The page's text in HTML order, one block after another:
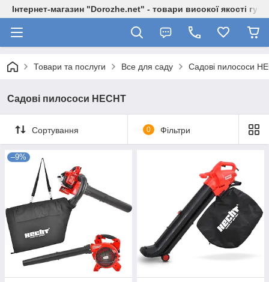
Інтернет-магазин "Dorozhe.net" - товари високої якості
Товари та послуги Все для саду Садові пилососи
Садові пилососи HECHT
Сортування 0 Фільтри
–9%